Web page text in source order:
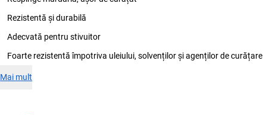
Rezistentă și durabilă
Adecvată pentru stivuitor
Foarte rezistentă împotriva uleiului, solvenților și agenților de curățare
Mai mult